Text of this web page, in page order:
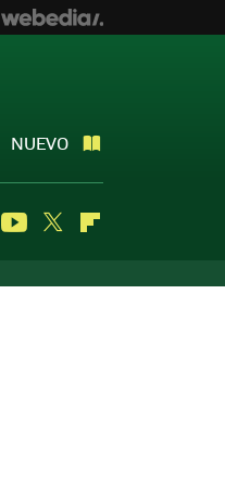
NUEVO
InstagramYoutube
Twitter